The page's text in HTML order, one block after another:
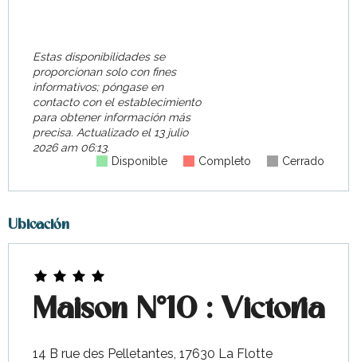
Estas disponibilidades se
proporcionan solo con fines
informativos; póngase en
contacto con el establecimiento
para obtener información más
precisa. Actualizado el13 julio
2026 am 06:13.
Disponible
Completo Cerrado
Ubicación
Maison N°10 : Victoria
14 B rue des Pelletantes, 17630 La Flotte